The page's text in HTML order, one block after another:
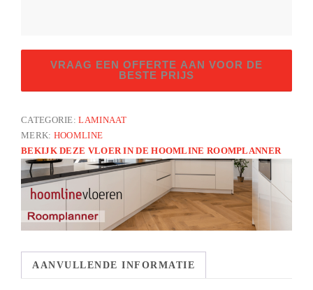
V2
Aquaprotect
aantal
VRAAG EEN OFFERTE AAN VOOR DE
BESTE PRIJS
CATEGORIE:LAMINAAT
MERK: HOOMLINE
BEKIJK DEZE VLOER IN DE HOOMLINE ROOMPLANNER
AANVULLENDE INFORMATIE